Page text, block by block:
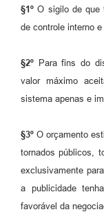
§1º O sigilo de que
de controle interno e
§2º Para fins do
valor máximo
sistema apenas e
§3º O orçamento
tornados públicos,
exclusivamente
a publicidade
favorável da